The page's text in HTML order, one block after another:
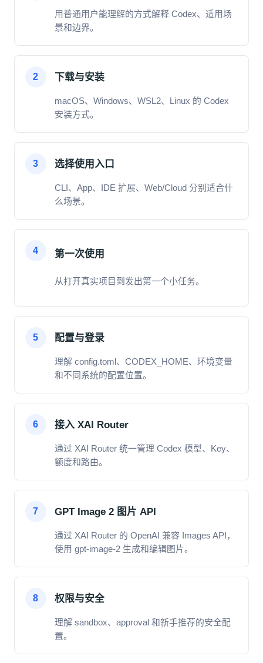
用普通用户能理解的方式解释 Codex、适用场
景和边界。
2 下载与安装
macOS、Windows、WSL2、Linux 的 Codex
安装方式。
3 选择使用入口
CLI、App、IDE 扩展、Web/Cloud 分别适合什
么场景。
4 第一次使用
从打开真实项目到发出第一个小任务。
5 配置与登录
理解 config.toml、CODEX_HOME、环境变量
和不同系统的配置位置。
6 接入 XAI Router
通过 XAI Router 统一管理 Codex 模型、Key、
额度和路由。
7 GPT Image 2 图片 API
通过 XAI Router 的 OpenAI 兼容 Images API，
使用 gpt-image-2 生成和编辑图片。
8 权限与安全
理解 sandbox、approval 和新手推荐的安全配
置。